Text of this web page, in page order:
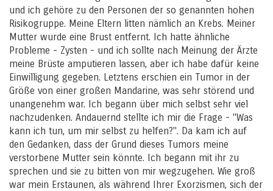
und ich gehöre zu den Personen der so genannten hohen
Risikogruppe. Meine Eltern litten nämlich an Krebs. Meiner
Mutter wurde eine Brust entfernt. Ich hatte ähnliche
Probleme - Zysten - und ich sollte nach Meinung der Ärzte
meine Brüste amputieren lassen, aber ich habe dafür keine
Einwilligung gegeben. Letztens erschien ein Tumor in der
Größe von einer großen Mandarine, was sehr störend und
unangenehm war. Ich begann über mich selbst sehr viel
nachzudenken. Andauernd stellte ich mir die Frage - "Was
kann ich tun, um mir selbst zu helfen?". Da kam ich auf
den Gedanken, dass der Grund dieses Tumors meine
verstorbene Mutter sein könnte. Ich begann mit ihr zu
sprechen und sie zu bitten von mir wegzugehen. Wie groß
war mein Erstaunen, als während Ihrer Exorzismen, sich der